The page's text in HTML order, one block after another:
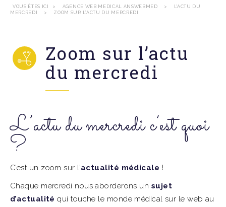
VOUS ÊTES ICI > AGENCE WEB MEDICAL ANSWEBMED >
L'ACTU DU
MERCREDI
> ZOOM SUR L’ACTU DU MERCREDI
Zoom sur l’actu
du mercredi
L’actu du mercredi c’est quoi
?
C’est un zoom sur l’actualité médicale !
Chaque mercredi nous aborderons un sujet
d’actualité qui touche le monde médical sur le web au